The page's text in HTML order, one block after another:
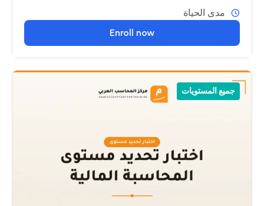
مدى الحياة
Enroll now
جميع المستويات